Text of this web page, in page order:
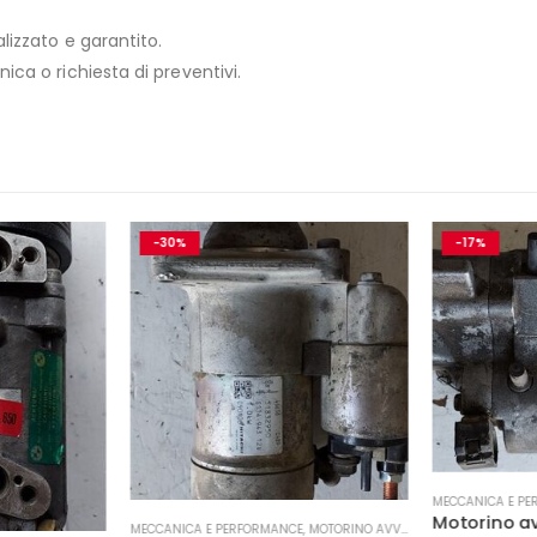
e garantito.
o richiesta di preventivi.
-30%
MECCANICA E PERFORMANCE, MOTORINO AVVIAMENTO
-17%
MECCANICA E
Motorino